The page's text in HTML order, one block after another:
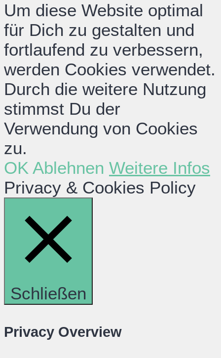
Um diese Website optimal
für Dich zu gestalten und
fortlaufend zu verbessern,
werden Cookies verwendet.
Durch die weitere Nutzung
stimmst Du der
Verwendung von Cookies
zu.
OK Ablehnen Weitere Infos
Privacy & Cookies Policy
Schließen
Privacy Overview